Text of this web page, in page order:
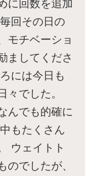
に回数を追加
回その日の
モチベーショ
ましてくださ
には今日も
でした。
んでも的確に
もたくさん
ウェイトト
のでしたが、